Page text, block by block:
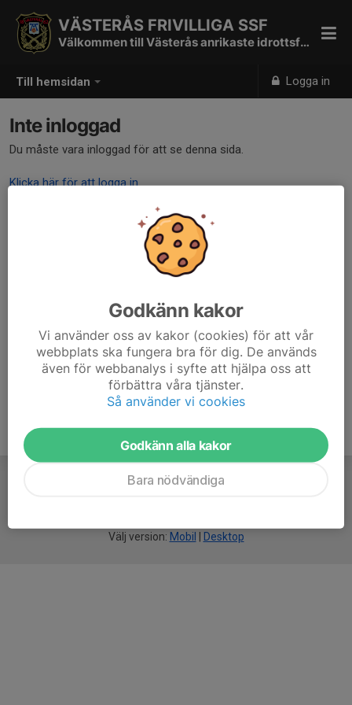
Till hemsidan Logga in
VÄSTERÅS FRIVILLIGA SSF
Välkommen till Västerås anrikaste idrottsförening
Inte inloggad
Du måste vara inloggad för att se denna sida.
Klicka här för att logga in
Välj version: Mobil Desktop
Godkänn kakor
Vi använder oss av kakor (cookies) för att vår
webbplats ska fungera bra för dig. De används
även för webbanalys i syfte att hjälpa oss att
förbättra våra tjänster.
Så använder vi cookies
Godkänn alla kakor
Bara nödvändiga